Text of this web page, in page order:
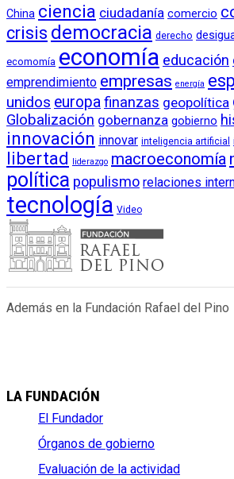
China ciencia ciudadanía comercio
crisis democracia derecho
ecomomía economía educación
emprendimiento empresas energía
unidos europafinanzas geopolítica
Globalización gobernanza gobierno
innovación innovar inteligencia artificial
libertad liderazgo macroeconomía
política populismo relaciones
tecnología Video
Además en la Fundación Rafael del Pino
LA FUNDACIÓN
El Fundador
Órganos de gobierno
Evaluación de la actividad